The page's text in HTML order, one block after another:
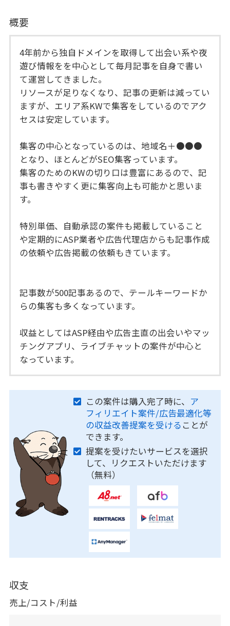
概要
4年前から独自ドメインを取得して出会い系や夜
遊び情報をを中心として毎月記事を自身で書い
て運営してきました。
リソースが足りなくなり、記事の更新は減ってい
ますが、エリア系KWで集客をしているのでアク
セスは安定しています。
集客の中心となっているのは、地域名＋●●●
となり、ほとんどがSEO集客っています。
集客のためのKWの切り口は豊富にあるので、記
事も書きやすく更に集客向上も可能かと思いま
す。
特別単価、自動承認の案件も掲載していること
や定期的にASP業者や広告代理店からも記事作成
の依頼や広告掲載の依頼もきています。
記事数が500記事あるので、テールキーワードか
らの集客も多くなっています。
収益としてはASP経由や広告主直の出会いやマッ
チングアプリ、ライブチャットの案件が中心と
なっています。
この案件は購入完了時に、 ア
フィリエイト案件/広告最適化等
の収益改善提案を受ける ことが
できます。
提案を受けたいサービスを選択
して、リクエストいただけます
（無料）
収支
売上/コスト/利益